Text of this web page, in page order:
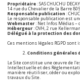
Propriétaire: SAS CHUCHU
14 rue du Chevalier de la Barre
Responsable publication :
Le responsable publication est
Webmaster: Net Infos Médias –
Hébergeur: OVH, 2 rue
Délégué à la protection des
Ces mentions légales RGPD sont
Conditions générales
Le Site constitue une œuvre de
Intellectuelle et des
manière réutiliser, céder ou
travaux du Site.